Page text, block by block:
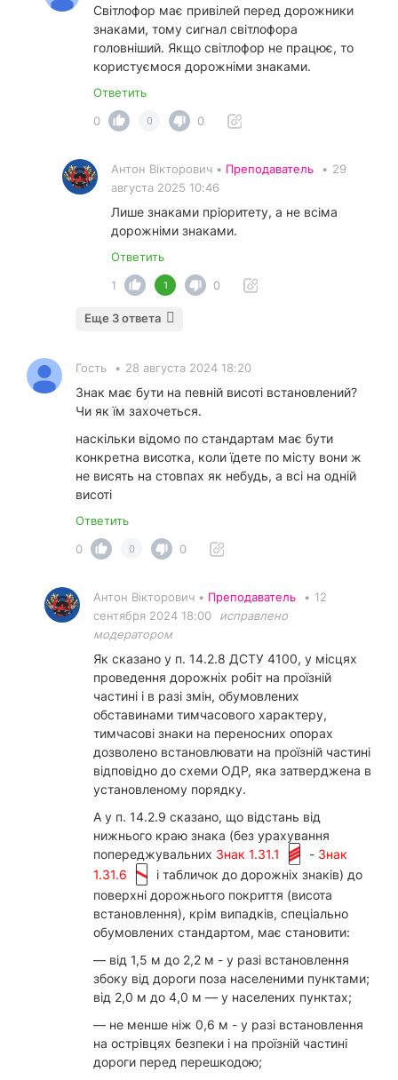
Світлофор має привілей перед дорожники
знаками, тому сигнал світлофора
головніший. Якщо світлофор не працює, то
користуємося дорожніми знаками.
Ответить
0
0 0
Антон Вікторович • Преподаватель • 29
августа 2025 10:46
Лише знаками пріоритету, а не всіма
дорожніми знаками.
Ответить
1
1 0
Еще 3 ответа
Гость • 28 августа 2024 18:20
Знак має бути на певній висоті встановлений?
Чи як їм захочеться.
наскільки відомо по стандартам має бути
конкретна висотка, коли їдете по місту вони ж
не висять на стовпах як небудь, а всі на одній
висоті
Ответить
0
0 0
Антон Вікторович • Преподаватель • 12
сентября 2024 18:00
исправлено
модератором
Як сказано у п. 14.2.8 ДСТУ 4100, у місцях
проведення дорожніх робіт на проїзній
частині і в разі змін, обумовлених
обставинами тимчасового характеру,
тимчасові знаки на переносних опорах
дозволено встановлювати на проїзній частині
відповідно до схеми ОДР, яка затверджена в
установленому порядку.
А у п. 14.2.9 сказано, що відстань від
нижнього краю знака (без урахування
попереджувальних Знак 1.31.1 - Знак
1.31.6
і табличок до дорожніх знаків) до
поверхні дорожнього покриття (висота
встановлення), крім випадків, спеціально
обумовлених стандартом, має становити:
— від 1,5 м до 2,2 м - у разі встановлення
збоку від дороги поза населеними пунктами;
від 2,0 м до 4,0 м — у населених пунктах;
— не менше ніж 0,6 м - у разі встановлення
на острівцях безпеки і на проїзній частині
дороги перед перешкодою;